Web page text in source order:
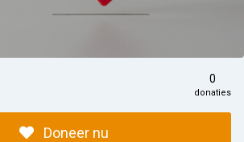
0
donaties
Doneer nu